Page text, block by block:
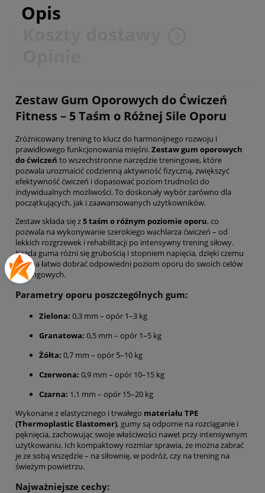
Opis
Zestaw Gum Oporowych do Ćwiczeń
Fitness – 5 Taśm o Różnej Sile Oporu
Zróżnicowany trening to klucz do harmonijnego rozwoju i
prawidłowego funkcjonowania mięśni.Zestaw gum oporowych
do ćwiczeń to wszechstronne narzędzie treningowe, które
pozwala urozmaicić codzienną aktywność fizyczną, zwiększyć
efektywność ćwiczeń i dopasować poziom trudności do
indywidualnych możliwości. To doskonały wybór zarówno dla
początkujących, jak i zaawansowanych użytkowników.
Zestaw składa się z5 taśm o różnym poziomie oporu, co
pozwala na wykonywanie szerokiego wachlarza ćwiczeń – od
lekkich rozgrzewek i rehabilitacji po intensywny trening siłowy.
Każda guma różni się grubością i stopniem napięcia, dzięki czemu
można łatwo dobrać odpowiedni poziom oporu do swoich celów
treningowych.
Parametry oporu poszczególnych gum:
Zielona: 0,3 mm – opór 1–3 kg
Granatowa: 0,5 mm – opór 1–5 kg
Żółta: 0,7 mm – opór 5–10 kg
Czerwona: 0,9 mm – opór 10–15 kg
Czarna: 1,1 mm – opór 15–20 kg
Wykonane z elastycznego i trwałego materiału TPE
(Thermoplastic Elastomer), gumy są odporne na rozciąganie i
pęknięcia, zachowując swoje właściwości nawet przy intensywnym
użytkowaniu. Ich kompaktowy rozmiar sprawia, że można zabrać
je ze sobą wszędzie – na siłownię, w podróż, czy na trening na
świeżym powietrzu.
Najważniejsze cechy: